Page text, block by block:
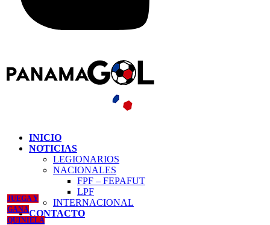
INICIO
NOTICIAS
LEGIONARIOS
NACIONALES
FPF – FEPAFUT
LPF
INTERNACIONAL
CONTACTO
JUEGA Y
GANA
QUINIELA